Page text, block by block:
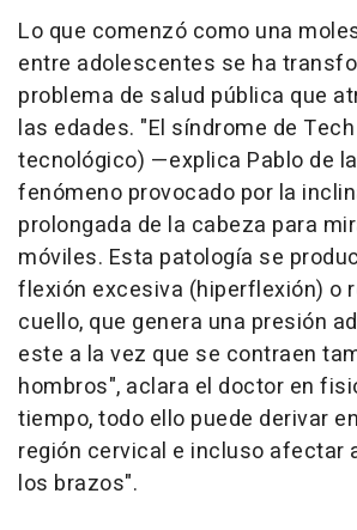
Lo que comenzó como una
entre adolescentes se ha
problema de salud pública que
las edades. "El síndrome de
tecnológico) —explica Pablo de
fenómeno provocado por la
prolongada de la cabeza para
móviles. Esta patología se
flexión excesiva (hiperflexión) o
cuello, que genera una presión
este a la vez que se contraen
hombros", aclara el doctor en
tiempo, todo ello puede derivar
región cervical e incluso afectar
los brazos".